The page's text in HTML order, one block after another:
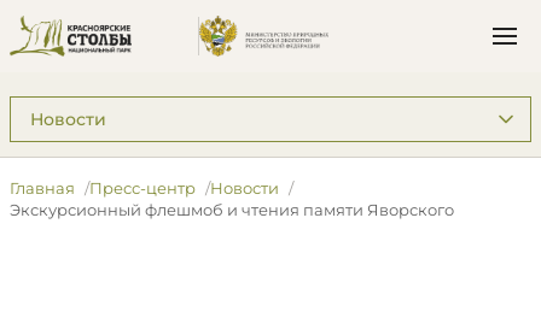
Подразделы: Пресс-центр
Главная Пресс-центр
Новости
​Экскурсионный флешмоб и чтения памяти Яворского